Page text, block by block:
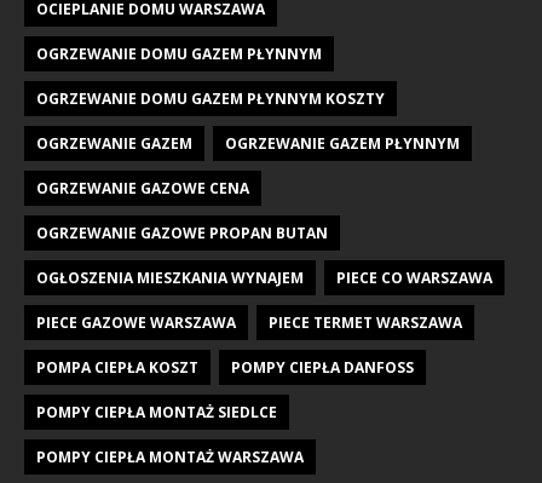
OCIEPLANIE DOMU WARSZAWA
OGRZEWANIE DOMU GAZEM PŁYNNYM
OGRZEWANIE DOMU GAZEM PŁYNNYM KOSZTY
OGRZEWANIE GAZEM OGRZEWANIE GAZEM PŁYNNYM
OGRZEWANIE GAZOWE CENA
OGRZEWANIE GAZOWE PROPAN BUTAN
OGŁOSZENIA MIESZKANIA WYNAJEM PIECE CO WARSZAWA
PIECE GAZOWE WARSZAWA PIECE TERMET WARSZAWA
POMPA CIEPŁA KOSZT POMPY CIEPŁA DANFOSS
POMPY CIEPŁA MONTAŻ SIEDLCE
POMPY CIEPŁA MONTAŻ WARSZAWA